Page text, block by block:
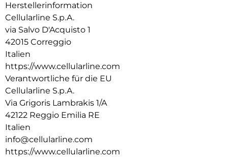
Herstellerinformation
Cellularline S.p.A.
via Salvo D'Acquisto 1
42015 Correggio
Italien
https://www.cellularline.com
Verantwortliche für die EU
Cellularline S.p.A.
Via Grigoris Lambrakis 1/A
42122 Reggio Emilia RE
Italien
info@cellularline.com
https://www.cellularline.com